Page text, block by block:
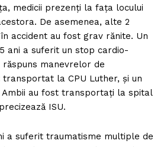
medicii prezenţi la faţa locului
De asemenea, alte 2
accident au fost grav rănite. Un
ani a suferit un stop cardio-
manevrelor de
la CPU Luther, şi un
Ambii au fost transportaţi la spital
ISU.
a suferit traumatisme multiple de